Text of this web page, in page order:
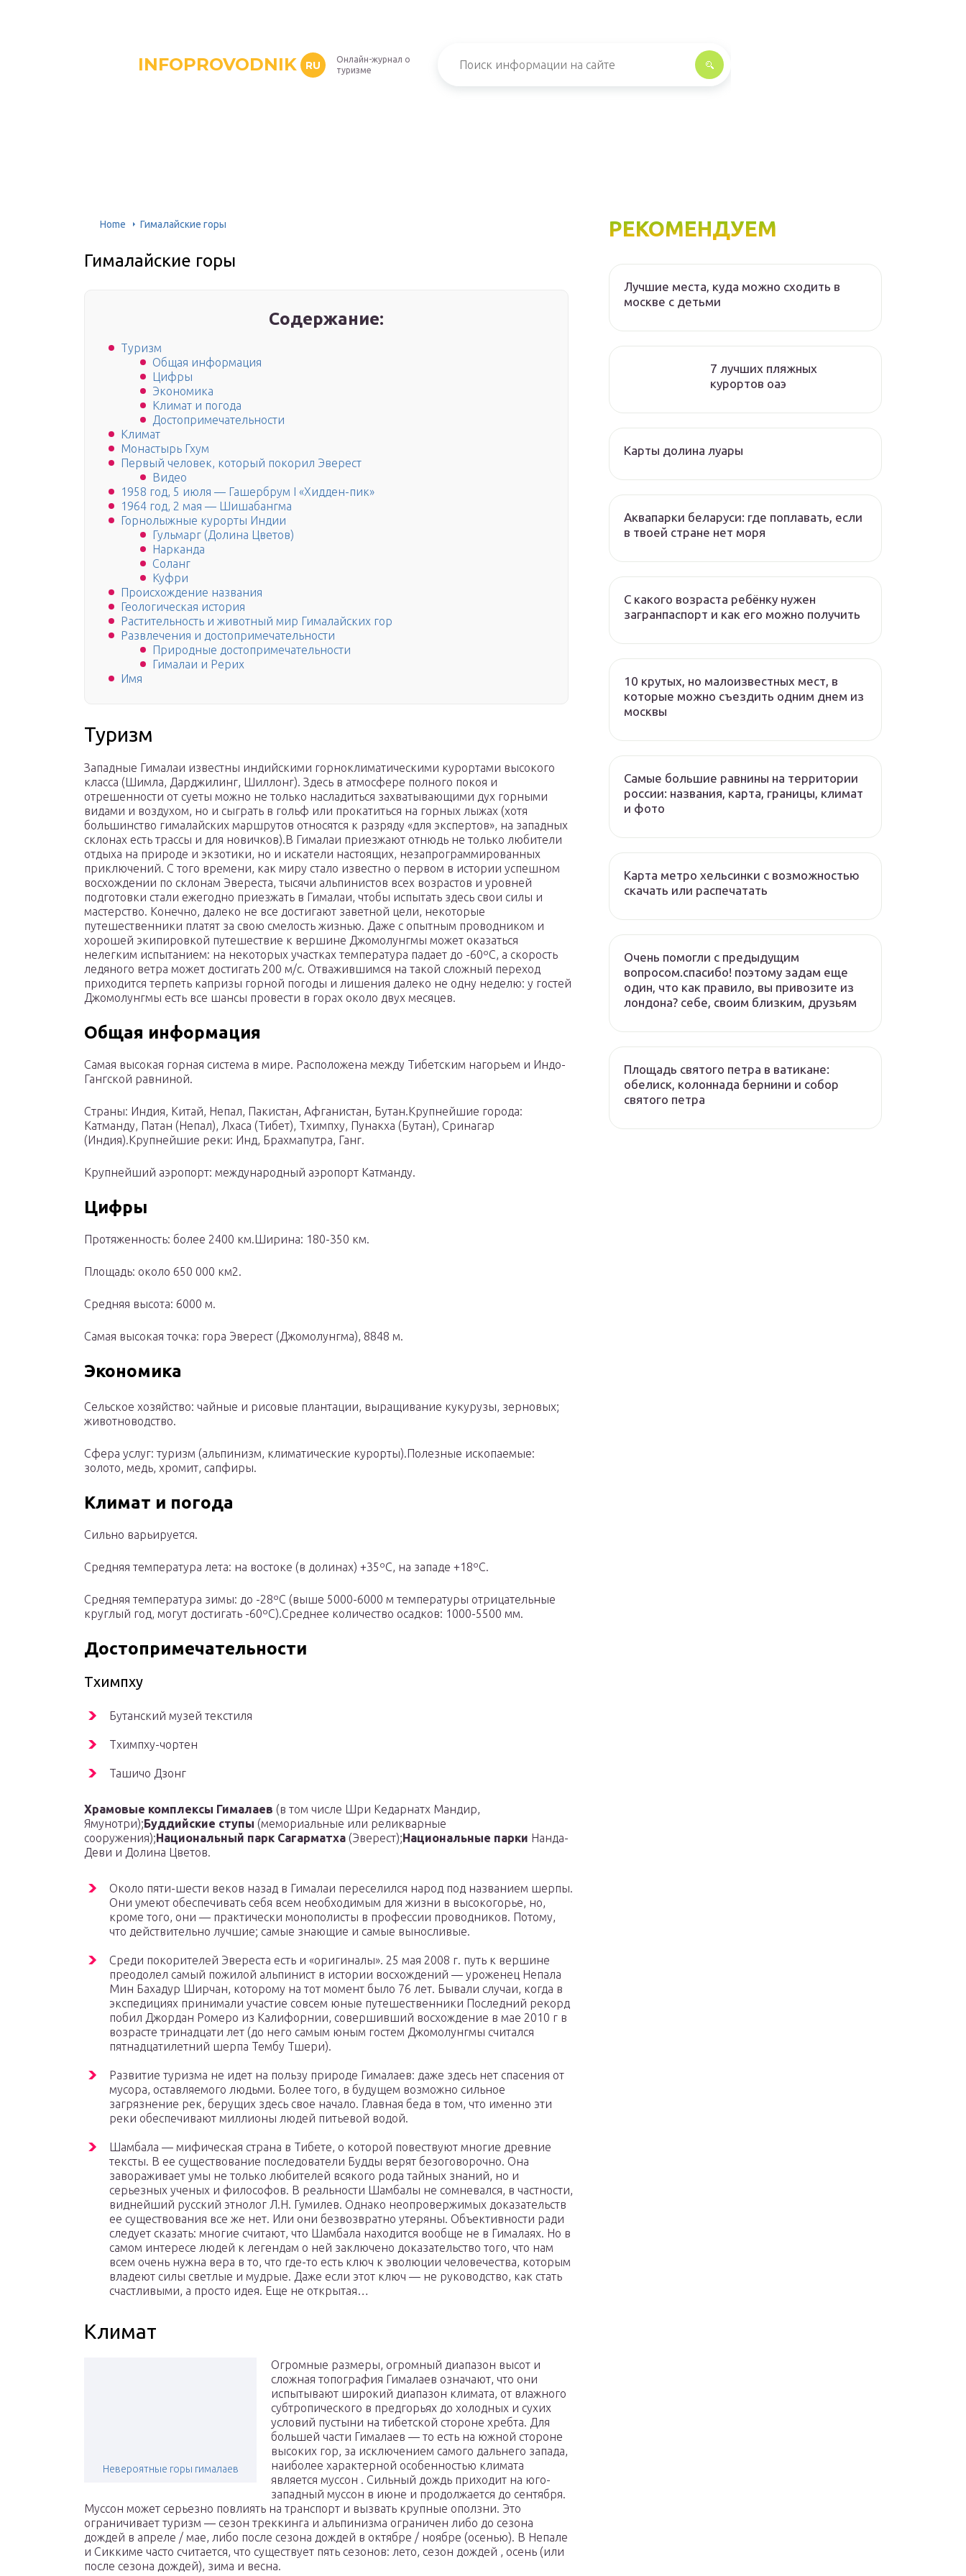
INFOPROVODNIK RU
Онлайн-журнал о
туризме
Home Гималайские горы
Гималайские горы
Содержание:
Туризм
Общая информация
Цифры
Экономика
Климат и погода
Достопримечательности
Климат
Монастырь Гхум
Первый человек, который покорил Эверест
Видео
1958 год, 5 июля — Гашербрум I «Хидден-пик»
1964 год, 2 мая — Шишабангма
Горнолыжные курорты Индии
Гульмарг (Долина Цветов)
Нарканда
Соланг
Куфри
Происхождение названия
Геологическая история
Растительность и животный мир Гималайских гор
Развлечения и достопримечательности
Природные достопримечательности
Гималаи и Рерих
Имя
Туризм
Западные Гималаи известны индийскими горноклиматическими курортами высокого
класса (Шимла, Дарджилинг, Шиллонг). Здесь в атмосфере полного покоя и
отрешенности от суеты можно не только насладиться захватывающими дух горными
видами и воздухом, но и сыграть в гольф или прокатиться на горных лыжах (хотя
большинство гималайских маршрутов относятся к разряду «для экспертов», на западных
склонах есть трассы и для новичков).В Гималаи приезжают отнюдь не только любители
отдыха на природе и экзотики, но и искатели настоящих, незапрограммированных
приключений. С того времени, как миру стало известно о первом в истории успешном
восхождении по склонам Эвереста, тысячи альпинистов всех возрастов и уровней
подготовки стали ежегодно приезжать в Гималаи, чтобы испытать здесь свои силы и
мастерство. Конечно, далеко не все достигают заветной цели, некоторые
путешественники платят за свою смелость жизнью. Даже с опытным проводником и
хорошей экипировкой путешествие к вершине Джомолунгмы может оказаться
нелегким испытанием: на некоторых участках температура падает до -60ºС, а скорость
ледяного ветра может достигать 200 м/с. Отважившимся на такой сложный переход
приходится терпеть капризы горной погоды и лишения далеко не одну неделю: у гостей
Джомолунгмы есть все шансы провести в горах около двух месяцев.
Общая информация
Самая высокая горная система в мире. Расположена между Тибетским нагорьем и Индо-
Гангской равниной.
Страны: Индия, Китай, Непал, Пакистан, Афганистан, Бутан.Крупнейшие города:
Катманду, Патан (Непал), Лхаса (Тибет), Тхимпху, Пунакха (Бутан), Сринагар
(Индия).Крупнейшие реки: Инд, Брахмапутра, Ганг.
Крупнейший аэропорт: международный аэропорт Катманду.
Цифры
Протяженность: более 2400 км.Ширина: 180-350 км.
Площадь: около 650 000 км2.
Средняя высота: 6000 м.
Самая высокая точка: гора Эверест (Джомолунгма), 8848 м.
Экономика
Сельское хозяйство: чайные и рисовые плантации, выращивание кукурузы, зерновых;
животноводство.
Сфера услуг: туризм (альпинизм, климатические курорты).Полезные ископаемые:
золото, медь, хромит, сапфиры.
Климат и погода
Сильно варьируется.
Средняя температура лета: на востоке (в долинах) +35ºС, на западе +18ºС.
Средняя температура зимы: до -28ºС (выше 5000-6000 м температуры отрицательные
круглый год, могут достигать -60ºС).Среднее количество осадков: 1000-5500 мм.
Достопримечательности
Тхимпху
Бутанский музей текстиля
Тхимпху-чортен
Ташичо Дзонг
Храмовые комплексы Гималаев (в том числе Шри Кедарнатх Мандир,
Ямунотри);Буддийские ступы (мемориальные или реликварные
сооружения);Национальный парк Сагарматха (Эверест);Национальные парки Нанда-
Деви и Долина Цветов.
Около пяти-шести веков назад в Гималаи переселился народ под названием шерпы.
Они умеют обеспечивать себя всем необходимым для жизни в высокогорье, но,
кроме того, они — практически монополисты в профессии проводников. Потому,
что действительно лучшие; самые знающие и самые выносливые.
Среди покорителей Эвереста есть и «оригиналы». 25 мая 2008 г. путь к вершине
преодолел самый пожилой альпинист в истории восхождений — уроженец Непала
Мин Бахадур Ширчан, которому на тот момент было 76 лет. Бывали случаи, когда в
экспедициях принимали участие совсем юные путешественники Последний рекорд
побил Джордан Ромеро из Калифорнии, совершивший восхождение в мае 2010 г в
возрасте тринадцати лет (до него самым юным гостем Джомолунгмы считался
пятнадцатилетний шерпа Тембу Тшери).
Развитие туризма не идет на пользу природе Гималаев: даже здесь нет спасения от
мусора, оставляемого людьми. Более того, в будущем возможно сильное
загрязнение рек, берущих здесь свое начало. Главная беда в том, что именно эти
реки обеспечивают миллионы людей питьевой водой.
Шамбала — мифическая страна в Тибете, о которой повествуют многие древние
тексты. В ее существование последователи Будды верят безоговорочно. Она
завораживает умы не только любителей всякого рода тайных знаний, но и
серьезных ученых и философов. В реальности Шамбалы не сомневался, в частности,
виднейший русский этнолог Л.Н. Гумилев. Однако неопровержимых доказательств
ее существования все же нет. Или они безвозвратно утеряны. Объективности ради
следует сказать: многие считают, что Шамбала находится вообще не в Гималаях. Но в
самом интересе людей к легендам о ней заключено доказательство того, что нам
всем очень нужна вера в то, что где-то есть ключ к эволюции человечества, которым
владеют силы светлые и мудрые. Даже если этот ключ — не руководство, как стать
счастливыми, а просто идея. Еще не открытая…
Климат
Невероятные горы гималаев
Огромные размеры, огромный диапазон высот и
сложная топография Гималаев означают, что они
испытывают широкий диапазон климата, от влажного
субтропического в предгорьях до холодных и сухих
условий пустыни на тибетской стороне хребта. Для
большей части Гималаев — то есть на южной стороне
высоких гор, за исключением самого дальнего запада,
наиболее характерной особенностью климата
является муссон . Сильный дождь приходит на юго-
западный муссон в июне и продолжается до сентября.
Муссон может серьезно повлиять на транспорт и вызвать крупные оползни. Это
ограничивает туризм — сезон треккинга и альпинизма ограничен либо до сезона
дождей в апреле / ​​мае, либо после сезона дождей в октябре / ноябре (осенью). В Непале
и Сиккиме часто считается, что существует пять сезонов: лето, сезон дождей , осень (или
после сезона дождей), зима и весна.
РЕКОМЕНДУЕМ
Лучшие места, куда можно сходить в
москве с детьми
7 лучших пляжных
курортов оаэ
Карты долина луары
Аквапарки беларуси: где поплавать, если
в твоей стране нет моря
С какого возраста ребёнку нужен
загранпаспорт и как его можно получить
10 крутых, но малоизвестных мест, в
которые можно съездить одним днем из
москвы
Самые большие равнины на территории
россии: названия, карта, границы, климат
и фото
Карта метро хельсинки с возможностью
скачать или распечатать
Очень помогли с предыдущим
вопросом.спасибо! поэтому задам еще
один, что как правило, вы привозите из
лондона? себе, своим близким, друзьям
Площадь святого петра в ватикане:
обелиск, колоннада бернини и собор
святого петра